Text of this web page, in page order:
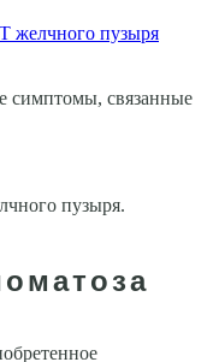
желчного пузыря
симптомы, связанные
пузыря.